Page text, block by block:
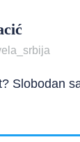
Slobodan